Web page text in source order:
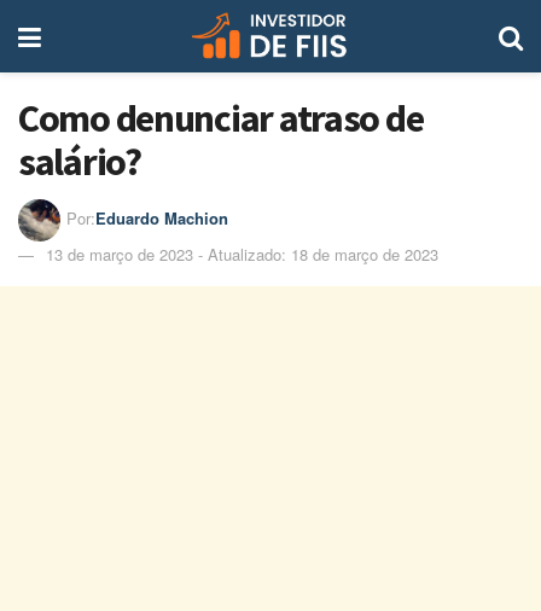
Como denunciar atraso de
salário?
Por:Eduardo Machion
13 de março de 2023 - Atualizado: 18 de março de 2023